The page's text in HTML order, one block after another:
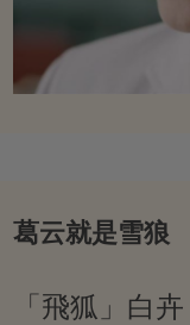
葛云就是雪狼
「飛狐」白